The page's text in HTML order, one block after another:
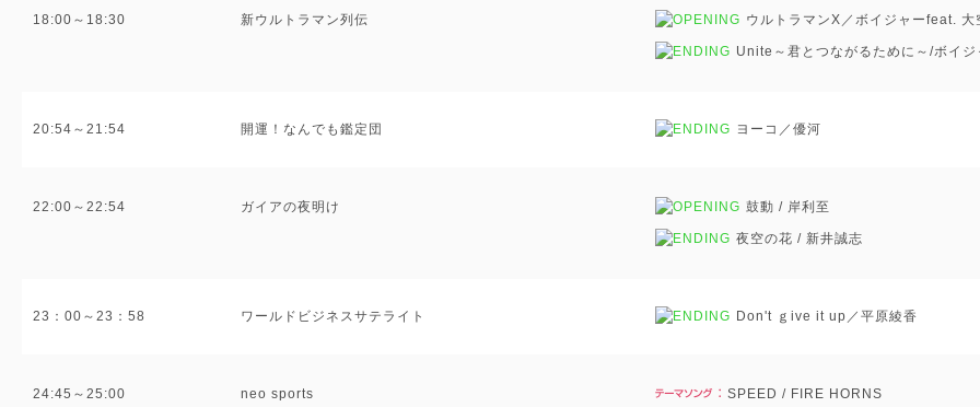
18:00～18:30 新ウルトラマン列伝 ウルトラマンX／ボイジャーfeat. 大
Unite～君とつながるために～/ボイジ
20:54～21:54 開運！なんでも鑑定団 ヨーコ／優河
22:00～22:54 ガイアの夜明け 鼓動 / 岸利至
夜空の花 / 新井誠志
23：00～23：58 ワールドビジネスサテライト Don't ｇive it up／平原綾香
24:45～25:00 neo sports SPEED / FIRE HORNS